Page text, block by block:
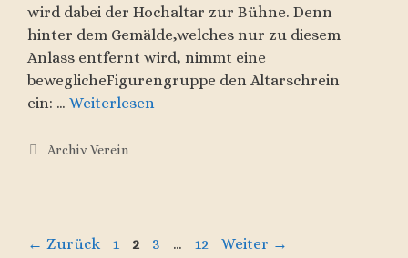
wird dabei der Hochaltar zur Bühne. Denn
hinter dem Gemälde,welches nur zu diesem
Anlass entfernt wird, nimmt eine
beweglicheFigurengruppe den Altarschrein
ein: … Weiterlesen
Kategorien
Archiv Verein
← Zurück Seite
1 Seite
2 Seite
3 … Seite
12 Weiter →